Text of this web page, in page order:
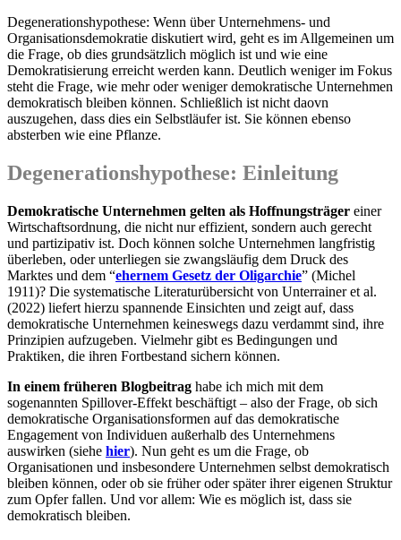
Degenerationshypothese: Wenn über Unternehmens- und
Organisationsdemokratie diskutiert wird, geht es im Allgemeinen um
die Frage, ob dies grundsätzlich möglich ist und wie eine
Demokratisierung erreicht werden kann. Deutlich weniger im Fokus
steht die Frage, wie mehr oder weniger demokratische Unternehmen
demokratisch bleiben können. Schließlich ist nicht daovn
auszugehen, dass dies ein Selbstläufer ist. Sie können ebenso
absterben wie eine Pflanze.
Degenerationshypothese: Einleitung
Demokratische Unternehmen gelten als Hoffnungsträger einer
Wirtschaftsordnung, die nicht nur effizient, sondern auch gerecht
und partizipativ ist. Doch können solche Unternehmen langfristig
überleben, oder unterliegen sie zwangsläufig dem Druck des
Marktes und dem “ehernem Gesetz der Oligarchie” (Michel
1911)? Die systematische Literaturübersicht von Unterrainer et al.
(2022) liefert hierzu spannende Einsichten und zeigt auf, dass
demokratische Unternehmen keineswegs dazu verdammt sind, ihre
Prinzipien aufzugeben. Vielmehr gibt es Bedingungen und
Praktiken, die ihren Fortbestand sichern können.
In einem früheren Blogbeitrag habe ich mich mit dem
sogenannten Spillover-Effekt beschäftigt – also der Frage, ob sich
demokratische Organisationsformen auf das demokratische
Engagement von Individuen außerhalb des Unternehmens
auswirken (siehe hier). Nun geht es um die Frage, ob
Organisationen und insbesondere Unternehmen selbst demokratisch
bleiben können, oder ob sie früher oder später ihrer eigenen Struktur
zum Opfer fallen. Und vor allem: Wie es möglich ist, dass sie
demokratisch bleiben.